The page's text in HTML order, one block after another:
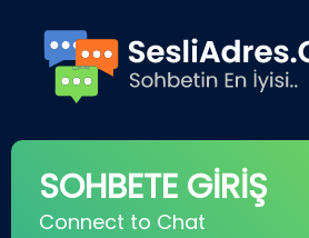
SOHBETE GİRİŞ
Connect to Chat